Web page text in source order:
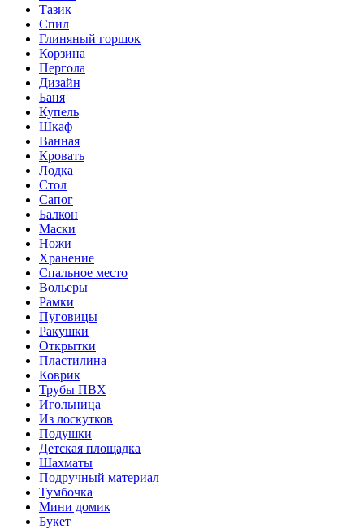
Тазик
Спил
Глиняный горшок
Корзина
Пергола
Дизайн
Баня
Купель
Шкаф
Ванная
Кровать
Лодка
Стол
Сапог
Балкон
Маски
Ножи
Хранение
Спальное место
Вольеры
Рамки
Пуговицы
Ракушки
Открытки
Пластилина
Коврик
Трубы ПВХ
Игольница
Из лоскутков
Подушки
Детская площадка
Шахматы
Подручный материал
Тумбочка
Мини домик
Букет